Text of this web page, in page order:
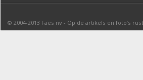
© 2004-2013 Faes nv - Op de artikels en foto’s